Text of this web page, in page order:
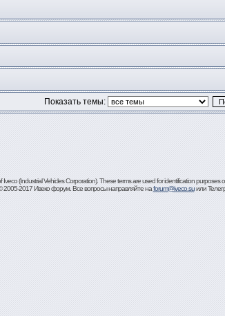
Показать темы:
(Industrial Vehicles Corporation). These terms are used for identification purposes
2005-2017 Ивеко форум. Все вопросы направляйте наforum@iveco.suили